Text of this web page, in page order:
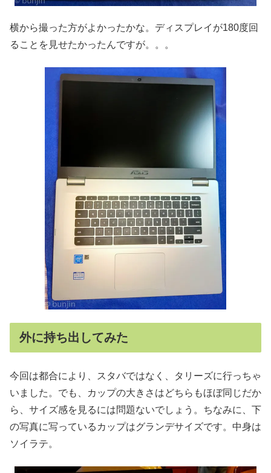
横から撮った方がよかったかな。ディスプレイが180度回
ることを見せたかったんですが。。。
外に持ち出してみた
今回は都合により、スタバではなく、タリーズに行っちゃ
いました。でも、カップの大きさはどちらもほぼ同じだか
ら、サイズ感を見るには問題ないでしょう。ちなみに、下
の写真に写っているカップはグランデサイズです。中身は
ソイラテ。